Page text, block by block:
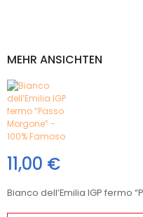
MEHR ANSICHTEN
11,00 €
Bianco dell’Emilia IGP fermo